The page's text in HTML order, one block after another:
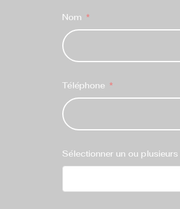
Nom
Téléphone
Sélectionner un ou